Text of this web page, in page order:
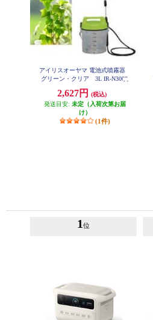
アイリスオーヤマ 電池式噴霧器
グリーン・クリア 3L IR-N3000
2,627円
(税込)
発送目安: 未定（入荷次第お届
け）
(1件)
1 位